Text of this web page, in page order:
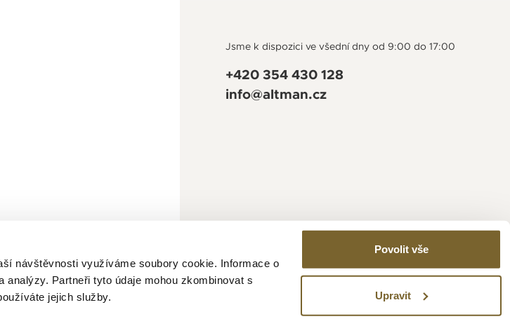
návštěvnosti využíváme soubory cookie. Informace o
Partneři tyto údaje mohou zkombinovat s
jejich služby.
Povolit vše
Upravit
Jsme k dispozici ve všední dny od 9:00 do 17:00
+420 354 430 128
info@altman.cz